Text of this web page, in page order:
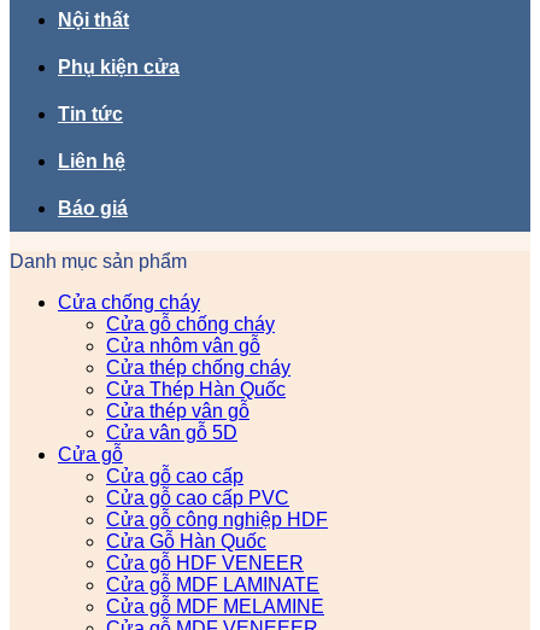
Nội thất
Phụ kiện cửa
Tin tức
Liên hệ
Báo giá
Danh mục sản phẩm
Cửa chống cháy
Cửa gỗ chống cháy
Cửa nhôm vân gỗ
Cửa thép chống cháy
Cửa Thép Hàn Quốc
Cửa thép vân gỗ
Cửa vân gỗ 5D
Cửa gỗ
Cửa gỗ cao cấp
Cửa gỗ cao cấp PVC
Cửa gỗ công nghiệp HDF
Cửa Gỗ Hàn Quốc
Cửa gỗ HDF VENEER
Cửa gỗ MDF LAMINATE
Cửa gỗ MDF MELAMINE